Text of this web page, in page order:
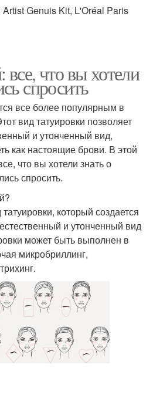
Genuis Kit, L'Oréal Paris
все, что вы хотели
спросить
все более популярным в
вид татуировки позволяет
и утонченный вид,
как настоящие брови. В этой
что вы хотели знать о
спросить.
который создается
и утонченный вид
может быть выполнен в
микробриллинг,